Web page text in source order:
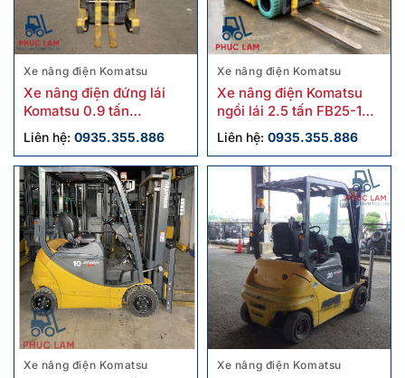
Xe nâng điện Komatsu
Xe nâng điện đứng lái
Komatsu 0.9 tấn
FB09RS-14 cũ
Liên hệ: 0935.355.886
Xe nâng điện Komatsu
Xe nâng điện Komatsu
ngồi lái 2.5 tấn FB25-12
cũ
Liên hệ: 0935.355.886
Xe nâng điện Komatsu Xe nâng điện Komatsu